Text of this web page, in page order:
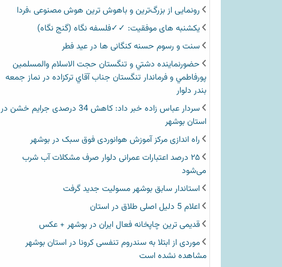
رونمایی از بزرگ‌ترین و باهوش ترین هوش مصنوعی ،فردا
یکشنبه های موفقیت: ✓✓فلسفه نگاه (گنج نگاه)
سنت و رسوم حسنه کنگانی ها در عید فطر
حضورنماينده دشتي و تنگستان حجت الاسلام والمسلمين
پورفاطمي و فرماندار تنگستان جناب آقاي تركزاده در نماز جمعه
بندر دلوار
سردار عباس زاده خبر داد: کاهش 34 درصدی جرایم خشن در
استان بوشهر
راه اندازی مرکز آموزش هوانوردی فوق سبک در بوشهر
۲۵ درصد اعتبارات عمرانی دلوار صرف مشکلات آب شرب
می‌شود
استاندار سابق بوشهر مسولیت جدید گرفت
اعلام 5 دلیل اصلی طلاق در استان
قدیمی ترین چاپخانه فعال ایران در بوشهر + عکس
موردی از ابتلا به سندروم تنفسی کرونا در استان بوشهر
مشاهده نشده است